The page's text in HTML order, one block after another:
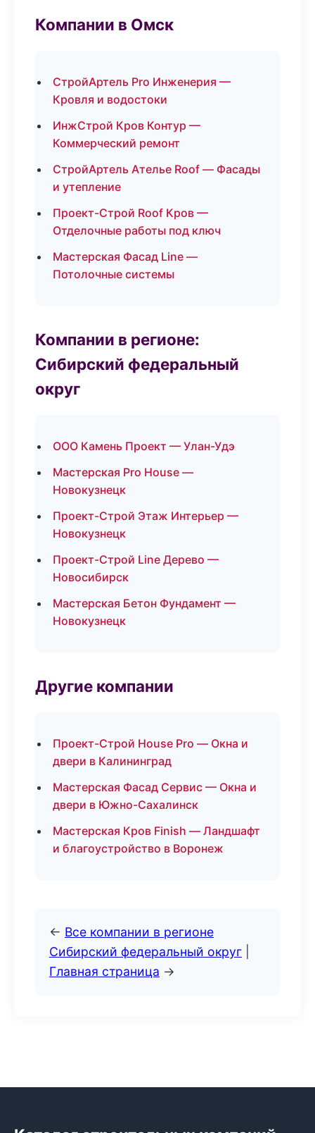
Компании в Омск
СтройАртель Pro Инженерия —
Кровля и водостоки
ИнжСтрой Кров Контур —
Коммерческий ремонт
СтройАртель Ателье Roof — Фасады
и утепление
Проект-Строй Roof Кров —
Отделочные работы под ключ
Мастерская Фасад Line —
Потолочные системы
Компании в регионе:
Сибирский федеральный
округ
ООО Камень Проект — Улан-Удэ
Мастерская Pro House —
Новокузнецк
Проект-Строй Этаж Интерьер —
Новокузнецк
Проект-Строй Line Дерево —
Новосибирск
Мастерская Бетон Фундамент —
Новокузнецк
Другие компании
Проект-Строй House Pro — Окна и
двери в Калининград
Мастерская Фасад Сервис — Окна и
двери в Южно-Сахалинск
Мастерская Кров Finish — Ландшафт
и благоустройство в Воронеж
← Все компании в регионе
Сибирский федеральный округ
Главная страница →